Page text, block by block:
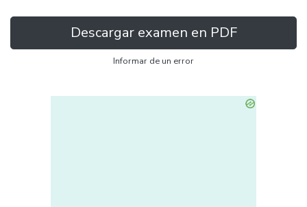
Descargar examen en PDF
Informar de un error